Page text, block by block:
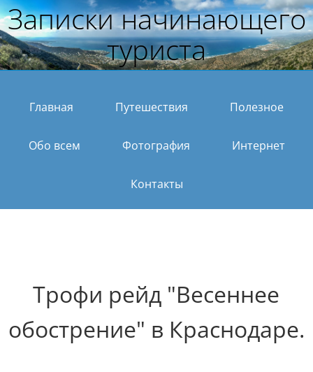
Записки начинающего
туриста
Главная Путешествия Полезное
Обо всем Фотография Интернет
Контакты
Трофи рейд "Весеннее
обострение" в Краснодаре.